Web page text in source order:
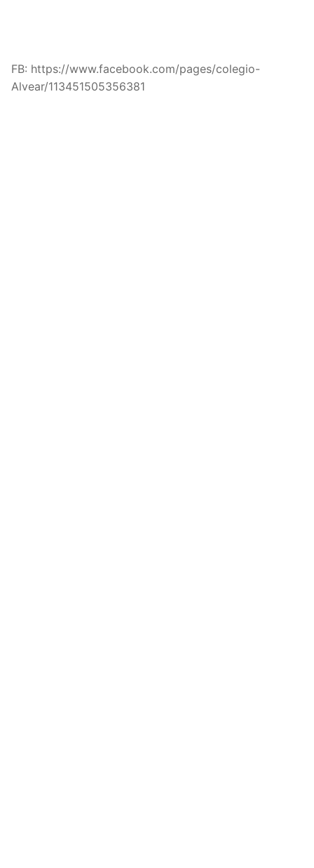
FB: https://www.facebook.com/pages/colegio-
Alvear/113451505356381